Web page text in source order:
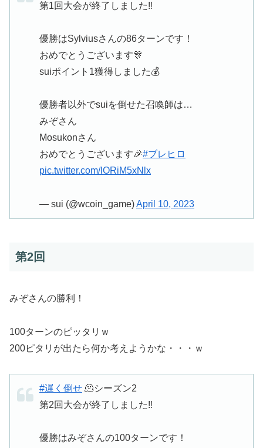
第1回大会が終了しました‼️
優勝はSylviusさんの86ターンです！
おめでとうございます🎊
suiポイント1獲得しました💰
優勝者以外でsuiを倒せた召喚師は…
みぞさん
Mosukonさん
おめでとうございます🎉#ブレヒロ
pic.twitter.com/lORiM5xNlx
— sui (@wcoin_game)April 10, 2023
第2回
みぞさんの勝利！
100ターンのピッタリｗ
200ピタリが出たら何か考えようかな・・・ｗ
#遅く倒せ 🫠シーズン2
第2回大会が終了しました‼️
優勝はみぞさんの100ターンです！